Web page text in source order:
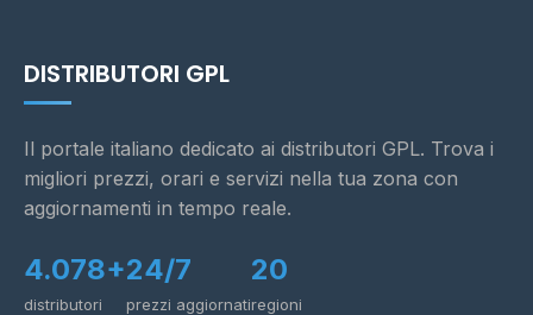
DISTRIBUTORI GPL
Il portale italiano dedicato ai distributori GPL. Trova i
migliori prezzi, orari e servizi nella tua zona con
aggiornamenti in tempo reale.
4.078+
distributori
24/7
prezzi aggiornati
20
regioni